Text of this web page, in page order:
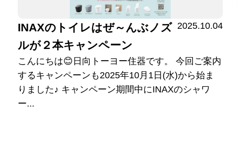
INAXのトイレはぜ～んぶノズ
ルが２本キャンペーン
2025.10.04
こんにちは😊日向トーヨー住器です。 今回ご案内
するキャンペーンも2025年10月1日(水)から始ま
りました♪ キャンペーン期間中にINAXのシャワ
ー...